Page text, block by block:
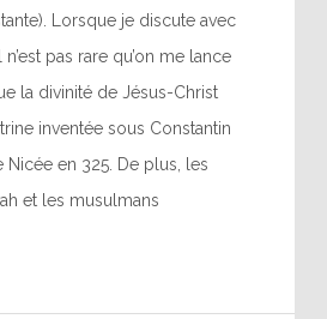
Lorsque je discute avec
pas rare qu’on me lance
la divinité de Jésus-Christ
inventée sous Constantin
en 325. De plus, les
et les musulmans